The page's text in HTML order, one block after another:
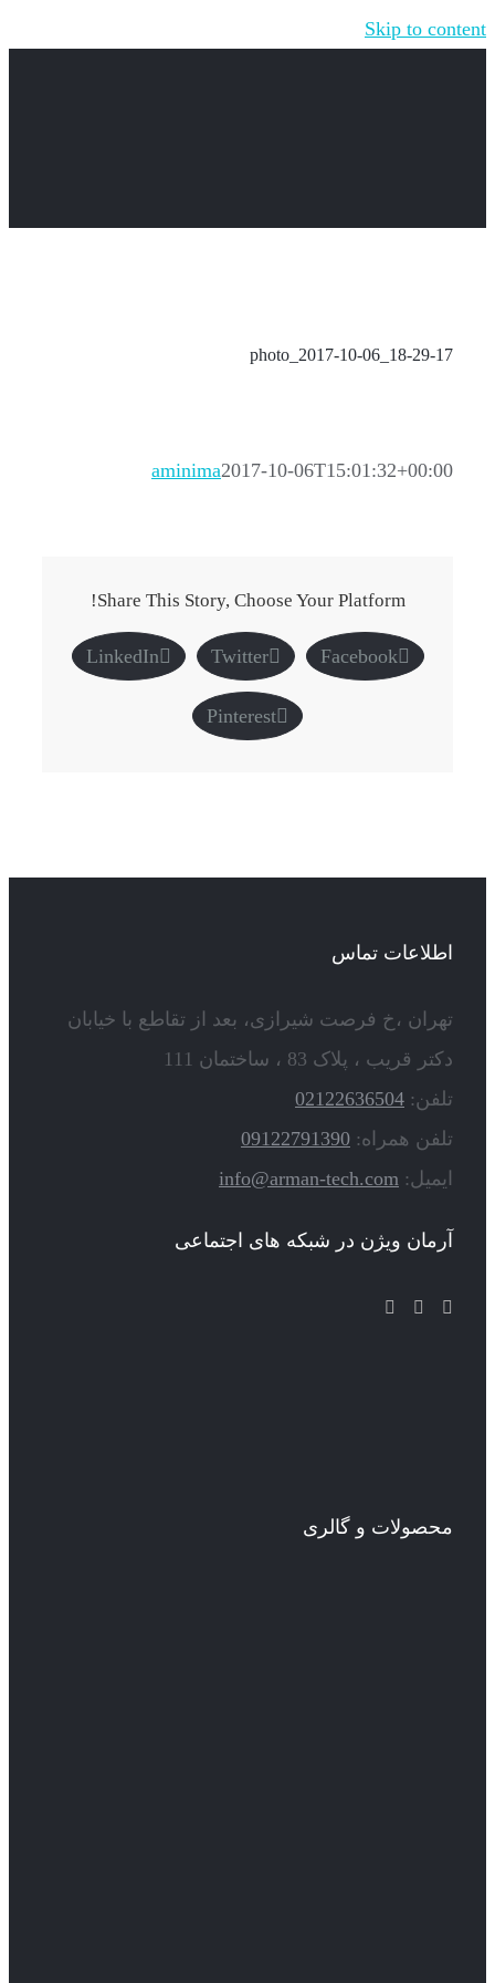
Skip to content
photo_2017-10-06_18-29-17
aminima2017-10-06T15:01:32+00:00
Share This Story, Choose Your Platform!
Facebook
Twitter
LinkedIn
Pinterest
اطلاعات تماس
تهران ،خ فرصت شیرازی، بعد از تقاطع با خیابان
دکتر قریب ، پلاک 83 ، ساختمان 111
تلفن: 02122636504
تلفن همراه: 09122791390
ایمیل: info@arman-tech.com
آرمان ویژن در شبکه های اجتماعی
محصولات و گالری